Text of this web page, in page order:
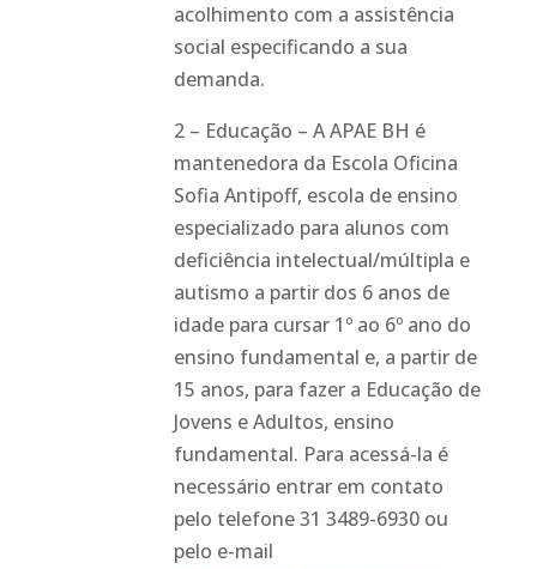
acolhimento com a assistência
social especificando a sua
demanda.
2 – Educação – A APAE BH é
mantenedora da Escola Oficina
Sofia Antipoff, escola de ensino
especializado para alunos com
deficiência intelectual/múltipla e
autismo a partir dos 6 anos de
idade para cursar 1º ao 6º ano do
ensino fundamental e, a partir de
15 anos, para fazer a Educação de
Jovens e Adultos, ensino
fundamental. Para acessá-la é
necessário entrar em contato
pelo telefone 31 3489-6930 ou
pelo e-mail